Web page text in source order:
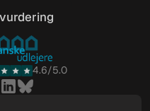
4.6/5.0